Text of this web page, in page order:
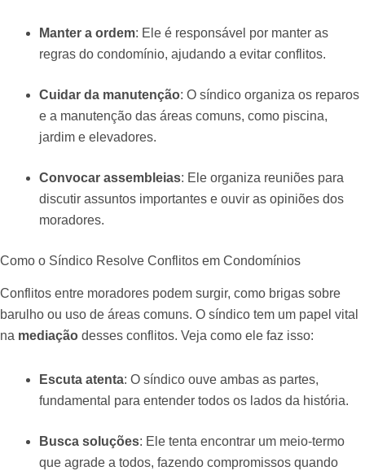
Manter a ordem: Ele é responsável por manter as
regras do condomínio, ajudando a evitar conflitos.
Cuidar da manutenção: O síndico organiza os reparos
e a manutenção das áreas comuns, como piscina,
jardim e elevadores.
Convocar assembleias: Ele organiza reuniões para
discutir assuntos importantes e ouvir as opiniões dos
moradores.
Como o Síndico Resolve Conflitos em Condomínios
Conflitos entre moradores podem surgir, como brigas sobre
barulho ou uso de áreas comuns. O síndico tem um papel vital
na mediação desses conflitos. Veja como ele faz isso:
Escuta atenta: O síndico ouve ambas as partes,
fundamental para entender todos os lados da história.
Busca soluções: Ele tenta encontrar um meio-termo
que agrade a todos, fazendo compromissos quando